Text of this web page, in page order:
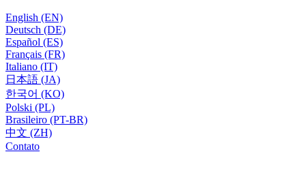
English (EN)
Deutsch (DE)
Español (ES)
Français (FR)
Italiano (IT)
日本語 (JA)
한국어 (KO)
Polski (PL)
Brasileiro (PT-BR)
中文 (ZH)
Contato